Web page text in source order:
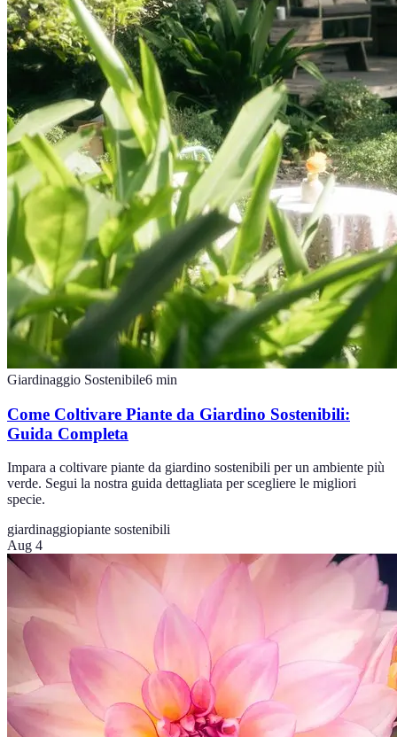
Giardinaggio Sostenibile6 min
Come Coltivare Piante da Giardino Sostenibili:
Guida Completa
Impara a coltivare piante da giardino sostenibili per un ambiente più
verde. Segui la nostra guida dettagliata per scegliere le migliori
specie.
giardinaggiopiante sostenibili
Aug 4